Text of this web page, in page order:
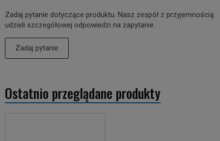
Zadaj pytanie dotyczące produktu. Nasz zespół z przyjemnością
udzieli szczegółowej odpowiedzi na zapytanie.
Zadaj pytanie
Ostatnio przeglądane produkty